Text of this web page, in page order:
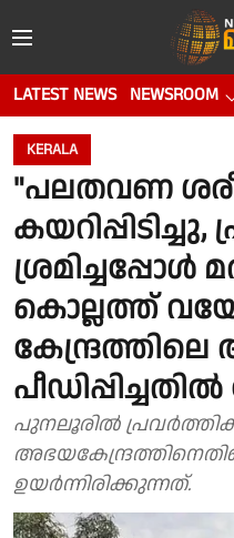
LATEST NEWS NEWSROOM
KERALA
"പലതവണ
ശ്രമിച്ചപ്പോൾ
കൊല്ലത്ത്
പുനലൂരിൽ
ഉയർന്നിരിക്കുന്നത്.